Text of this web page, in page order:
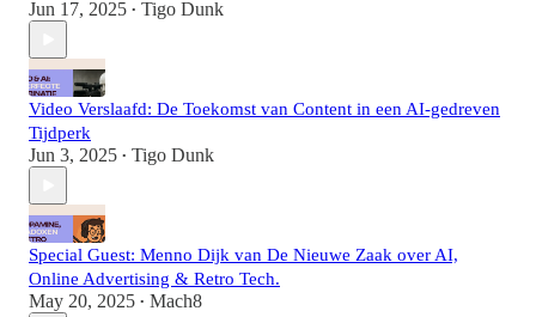
Jun 17, 2025 • Tigo Dunk
Video Verslaafd: De Toekomst van Content in een AI-gedreven
Tijdperk
Jun 3, 2025 • Tigo Dunk
Special Guest: Menno Dijk van De Nieuwe Zaak over AI,
Online Advertising & Retro Tech.
May 20, 2025 • Mach8